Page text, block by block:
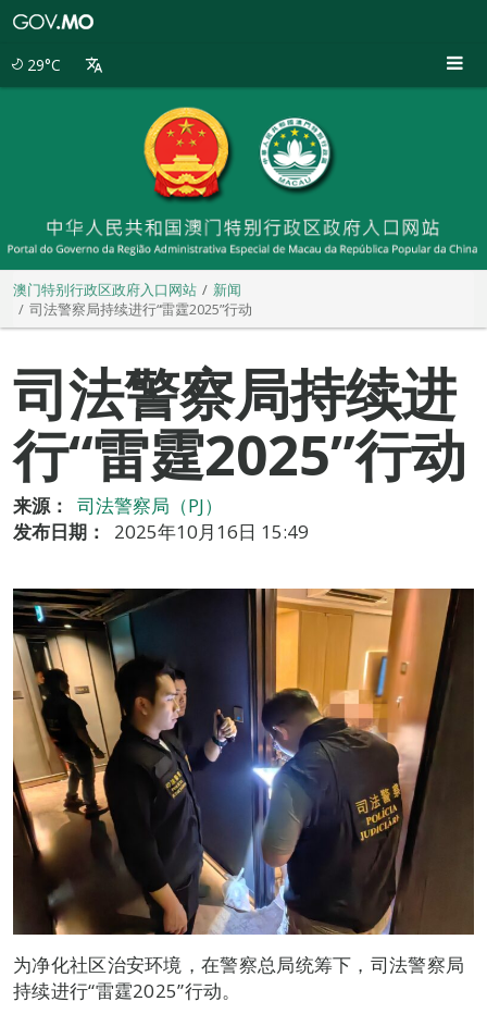
29°C
澳门特别行政区政府入口网站
新闻
司法警察局持续进行“雷霆2025”行动
司法警察局持续进
行“雷霆2025”行动
来源：
司法警察局（PJ）
发布日期：
2025年10月16日 15:49
为净化社区治安环境，在警察总局统筹下，司法警察局
持续进行“雷霆2025”行动。